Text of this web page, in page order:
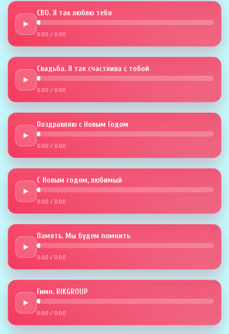
►
СВО. Я так люблю тебя
0:00 / 0:00
►
Свадьба. Я так счастлива с тобой
0:00 / 0:00
►
Поздравляю с Новым Годом
0:00 / 0:00
►
С Новым годом, любимый
0:00 / 0:00
►
Память. Мы будем помнить
0:00 / 0:00
►
Гимн. RIKGROUP
0:00 / 0:00